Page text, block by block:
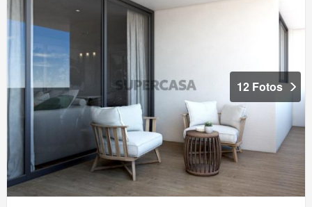
12 Fotos